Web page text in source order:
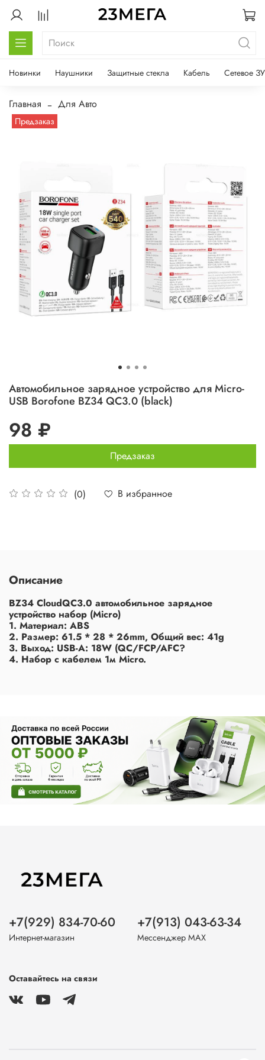
Новинки Наушники Защитные стекла Кабель Сетевое ЗУ
Главная Для Авто
Предзаказ
Автомобильное зарядное устройство для Micro-
USB Borofone BZ34 QC3.0 (black)
(0) В избранное
98 ₽
Предзаказ
Описание
BZ34 CloudQC3.0 автомобильное зарядное
устройство набор (Micro)
1. Материал: ABS
2. Размер: 61.5 * 28 * 26mm, Общий вес: 41g
3. Выход: USB-A: 18W (QC/FCP/AFC?
4. Набор с кабелем 1м Micro.
+7(929) 834-70-60
Интернет-магазин
+7(913) 043-63-34
Мессенджер MAX
Оставайтесь на связи